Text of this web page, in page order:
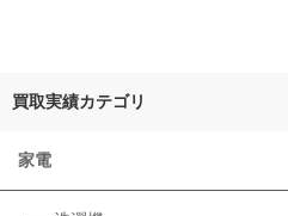
買取実績カテゴリ
家電